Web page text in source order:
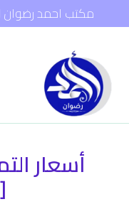
مكتب احمد رضوان
أسعار